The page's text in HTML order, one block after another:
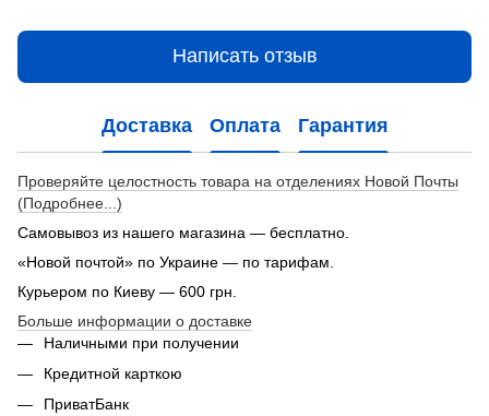
Написать отзыв
Доставка Оплата Гарантия
Проверяйте целостность товара на отделениях Новой Почты
(Подробнее...)
Самовывоз из нашего магазина — бесплатно.
«Новой почтой» по Украине — по тарифам.
Курьером по Киеву — 600 грн.
Больше информации о доставке
Наличными при получении
Кредитной карткою
ПриватБанк